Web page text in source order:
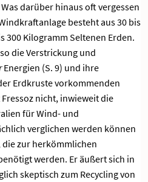
darüber hinaus oft vergessen
besteht aus 30 bis
300 Kilogramm Seltenen Erden.
die Verstrickung und
Energien (S. 9) und ihre
Erdkruste vorkommenden
nicht, inwieweit die
für Wind- und
verglichen werden können
die zur herkömmlichen
werden. Er äußert sich in
skeptisch zum Recycling von